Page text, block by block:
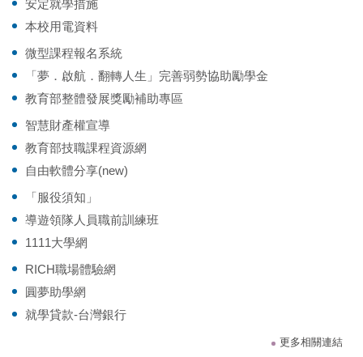
安定就學措施
本校用電資料
微型課程報名系統
「夢．啟航．翻轉人生」完善弱勢協助勵學金
教育部整體發展獎勵補助專區
智慧財產權宣導
教育部技職課程資源網
自由軟體分享(new)
「服役須知」
導遊領隊人員職前訓練班
1111大學網
RICH職場體驗網
圓夢助學網
就學貸款-台灣銀行
更多相關連結